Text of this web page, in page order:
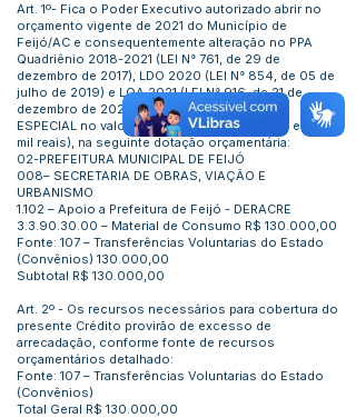
Art. 1º- Fica o Poder Executivo autorizado abrir no
orçamento vigente de 2021 do Município de
Feijó/AC e consequentemente alteração no PPA
Quadriênio 2018-2021 (LEI N° 761, de 29 de
dezembro de 2017), LDO 2020 (LEI N° 854, de 05 de
julho de 2019) e LOA 2021 (LEI N° 916, de 21 de
dezembro de 2020) um CRÉDITO ADICIONAL
ESPECIAL no valor de R$ 130.000,00 (cento e trinta
mil reais), na seguinte dotação orçamentária:
02-PREFEITURA MUNICIPAL DE FEIJÓ
008– SECRETARIA DE OBRAS, VIAÇÃO E
URBANISMO
1.102 – Apoio a Prefeitura de Feijó - DERACRE
3.3.90.30.00 – Material de Consumo R$ 130.000,00
Fonte: 107 – Transferências Voluntarias do Estado
(Convênios) 130.000,00
Subtotal R$ 130.000,00
Art. 2º - Os recursos necessários para cobertura do
presente Crédito provirão de excesso de
arrecadação, conforme fonte de recursos
orçamentários detalhado:
Fonte: 107 – Transferências Voluntarias do Estado
(Convênios)
Total Geral R$ 130.000,00